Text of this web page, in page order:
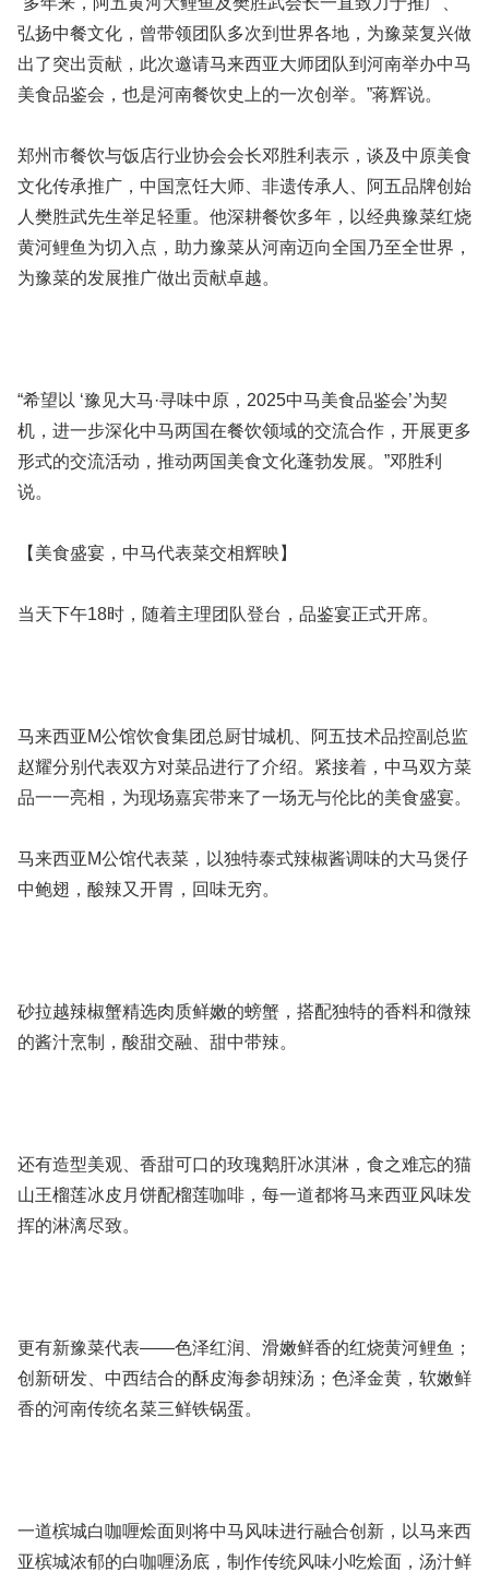
弘扬中餐文化，曾带领团队多次到世界各地，为豫菜复兴做
出了突出贡献，此次邀请马来西亚大师团队到河南举办中马
美食品鉴会，也是河南餐饮史上的一次创举。”蒋辉说。
郑州市餐饮与饭店行业协会会长邓胜利表示，谈及中原美食
文化传承推广，中国烹饪大师、非遗传承人、阿五品牌创始
人樊胜武先生举足轻重。他深耕餐饮多年，以经典豫菜红烧
黄河鲤鱼为切入点，助力豫菜从河南迈向全国乃至全世界，
为豫菜的发展推广做出贡献卓越。
“希望以 ‘豫见大马·寻味中原，2025中马美食品鉴会’为契
机，进一步深化中马两国在餐饮领域的交流合作，开展更多
形式的交流活动，推动两国美食文化蓬勃发展。”邓胜利
说。
【美食盛宴，中马代表菜交相辉映】
当天下午18时，随着主理团队登台，品鉴宴正式开席。
马来西亚M公馆饮食集团总厨甘城机、阿五技术品控副总监
赵耀分别代表双方对菜品进行了介绍。紧接着，中马双方菜
品一一亮相，为现场嘉宾带来了一场无与伦比的美食盛宴。
马来西亚M公馆代表菜，以独特泰式辣椒酱调味的大马煲仔
中鲍翅，酸辣又开胃，回味无穷。
砂拉越辣椒蟹精选肉质鲜嫩的螃蟹，搭配独特的香料和微辣
的酱汁烹制，酸甜交融、甜中带辣。
还有造型美观、香甜可口的玫瑰鹅肝冰淇淋，食之难忘的猫
山王榴莲冰皮月饼配榴莲咖啡，每一道都将马来西亚风味发
挥的淋漓尽致。
更有新豫菜代表——色泽红润、滑嫩鲜香的红烧黄河鲤鱼；
创新研发、中西结合的酥皮海参胡辣汤；色泽金黄，软嫩鲜
香的河南传统名菜三鲜铁锅蛋。
一道槟城白咖喱烩面则将中马风味进行融合创新，以马来西
亚槟城浓郁的白咖喱汤底，制作传统风味小吃烩面，汤汁鲜